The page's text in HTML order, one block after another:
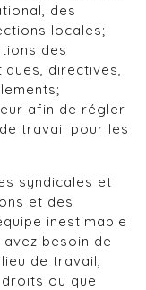
des
locales;
des
directives,
afin de régler
travail pour les
syndicales et
et des
inestimable
besoin de
de travail,
ou que